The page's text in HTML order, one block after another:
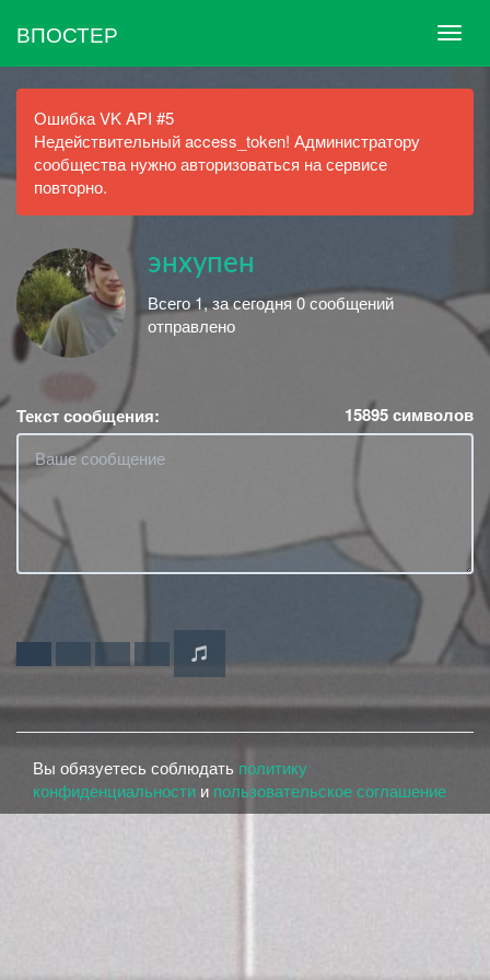
ВПОСТЕР
Ошибка VK API #5
Недействительный access_token! Администратору
сообщества нужно авторизоваться на сервисе
повторно.
энхупен
Всего 1, за сегодня 0 сообщений
отправлено
Текст сообщения: 15895символов
Вы обязуетесь соблюдать политику
конфиденциальности и пользовательское соглашение